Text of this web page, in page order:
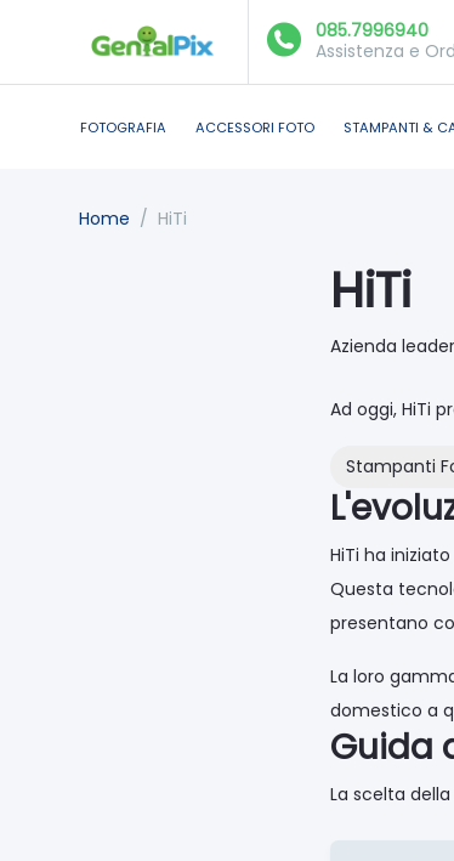
085.7996940
Assistenza e
FOTOGRAFIA ACCESSORI FOTO STAMPANTI &
Home / HiTi
HiTi
Azienda
Ad oggi, HiTi
Stampanti
HiTi ha
Questa
presentano
La loro
domestico a
Guida
La scelta